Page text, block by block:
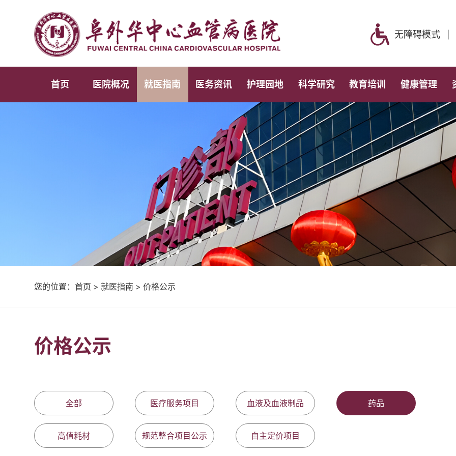
无障碍模式
首页 医院概况 就医指南 医务资讯 护理园地 科学研究 教育培训 健康管理
您的位置：首页 > 就医指南 > 价格公示
价格公示
全部 医疗服务项目 血液及血液制品 药品
高值耗材 规范整合项目公示 自主定价项目